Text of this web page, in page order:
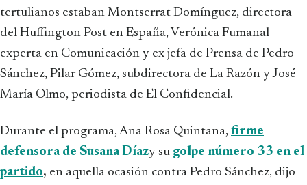
tertulianos estaban Montserrat Domínguez, directora
del Huffington Post en España, Verónica Fumanal
experta en Comunicación y ex jefa de Prensa de Pedro
Sánchez, Pilar Gómez, subdirectora de La Razón y José
María Olmo, periodista de El Confidencial.
Durante el programa, Ana Rosa Quintana, firme
defensora de Susana Díazy su golpe número 33 en el
partido, en aquella ocasión contra Pedro Sánchez, dijo